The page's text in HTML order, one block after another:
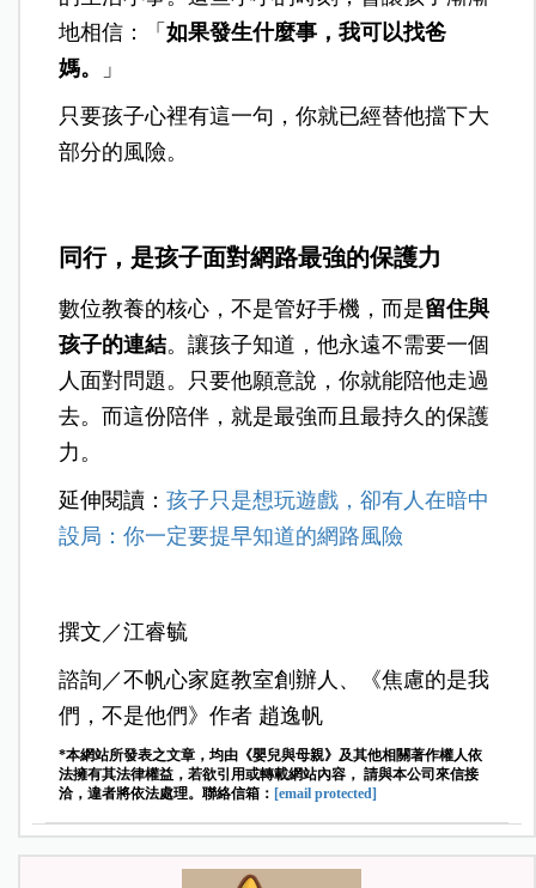
地相信：「如果發生什麼事，我可以找爸
媽。
」
只要孩子心裡有這一句，你就已經替他擋下大
部分的風險。
同行，是孩子面對網路最強的保護力
數位教養的核心，不是管好手機，而是留住與
孩子的連結。讓孩子知道，他永遠不需要一個
人面對問題。只要他願意說，你就能陪他走過
去。而這份陪伴，就是最強而且最持久的保護
力。
延伸閱讀：孩子只是想玩遊戲，卻有人在暗中
設局：你一定要提早知道的網路風險
撰文／江睿毓
諮詢／不帆心家庭教室創辦人、《焦慮的是我
們，不是他們》作者 趙逸帆
*本網站所發表之文章，均由《嬰兒與母親》及其他相關著作權人依
法擁有其法律權益，若欲引用或轉載網站內容， 請與本公司來信接
洽，違者將依法處理。聯絡信箱： [email protected]